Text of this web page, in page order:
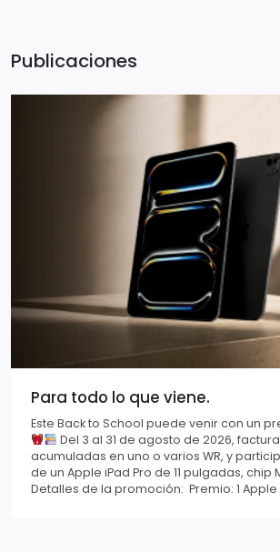
Publicaciones
Para todo lo que viene.
Este Back to School puede venir con un
Del 3 al 31 de agosto de 2026,
acumuladas en uno o varios WR, y
de un Apple iPad Pro de 11 pulgadas, chip
Detalles de la promoción: Premio: 1 Apple